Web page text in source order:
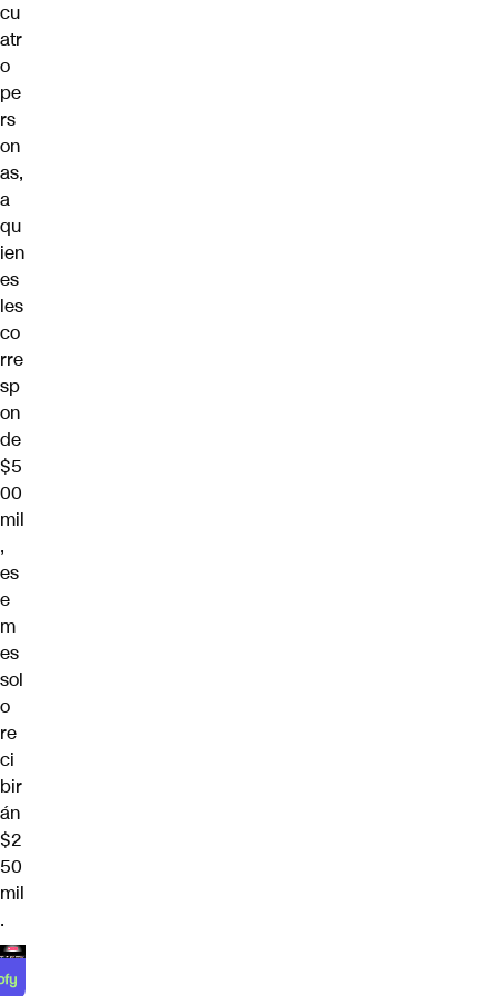
cu
atr
o
pe
rs
on
as,
a
qu
ien
es
les
co
rre
sp
on
de
$5
00
mil
,
es
e
m
es
sol
o
re
ci
bir
án
$2
50
mil
.